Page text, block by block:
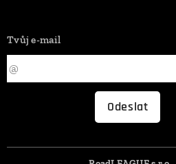
Tvůj e-mail
Odeslat